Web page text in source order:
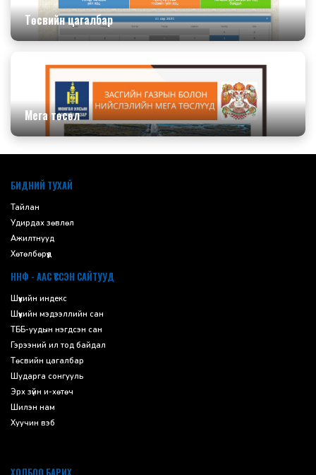
Төсвийн цагалбар
Мега төсөл
БИДНИЙ ТУХАЙ
Тайлан
Удирдах зөвлөл
Ажилтнууд
Хөтөлбөрүүд
ННФ - ААС ҮҮССЭН САЙТУУД
Шүүхийн индекс
Шүүхийн мэдээллийн сан
ТББ-уудын нэгдсэн сан
Гэрээний ил тод байдал
Төсвийн цагалбар
Шударга сонгууль
Эрх зүйн и-хөтөч
Шилэн нам
Хуучин вэб
ХОЛБОО БАРИХ